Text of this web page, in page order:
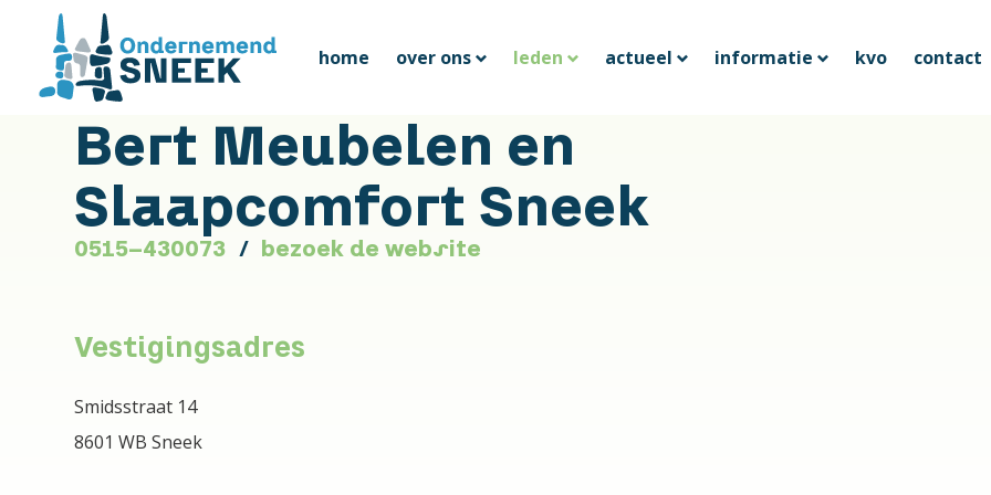
home over ons leden actueel informatie kvo contact
Bert Meubelen en
Slaapcomfort Sneek
0515-430073 bezoek de website
Vestigingsadres
Smidsstraat 14
8601 WB Sneek